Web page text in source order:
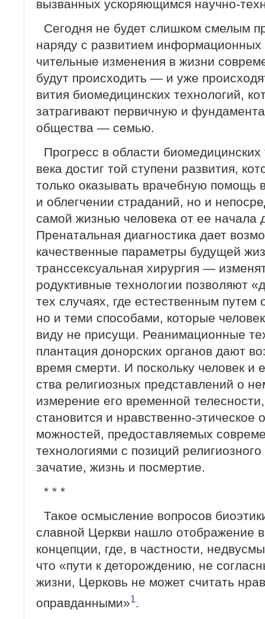
вызванных ускоря­ющимся научно-
Сегодня не будет слишком смелым
наряду с развитием
чительные изменения в жизни
будут происходить — и уже
вития биомедицинских технологий,
затрагивают первичную и
общества — семью.
Прогресс в области биомедицинских
века достиг той ступени развития,
только оказывать врачебную помощь
и облегчении страданий, но и
самой жизнью человека от ее начала
Пренатальная диагностика дает
качественные параметры будущей
транссексуальная хирургия —
родуктивные технологии позволяют
тех случаях, где естественным путем
но и теми способами, которые
виду не присущи. Реанимационные
плантация донорских органов дают
время смерти. И поскольку человек и
ства религиозных представлений о
измерение его временной
становится и нравственно-
можностей, предоставляемых
технологиями с позиций
зачатие, жизнь и посмертие.
* * *
Такое осмысление вопросов
славной Церкви нашло отображение
концепции, где, в частности,
что «пути к деторождению, не
жизни, Церковь не может считать
оправданными»1.